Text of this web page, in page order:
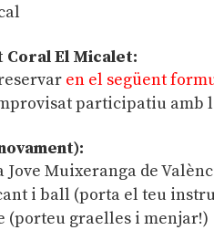
El Micalet:
en el següent
improvisat participatiu
Jove Muixeranga de
i ball (porta el teu
(porteu graelles i menjar!)